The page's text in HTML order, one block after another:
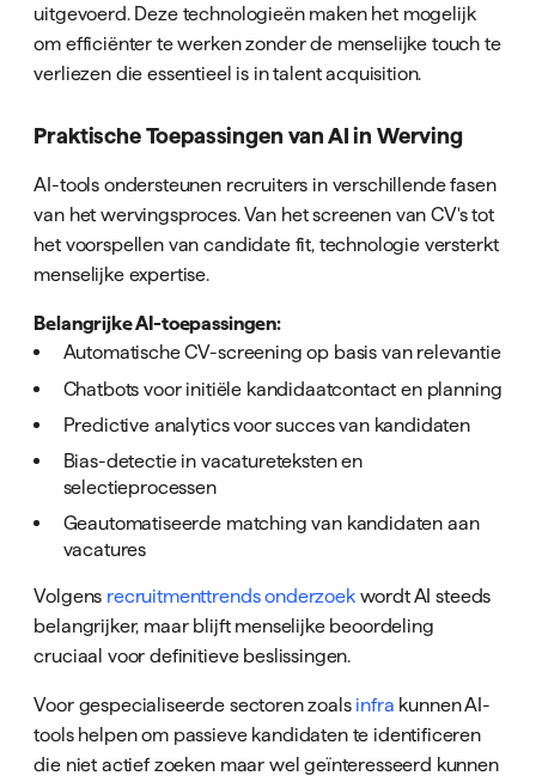
uitgevoerd. Deze technologieën maken het mogelijk
om efficiënter te werken zonder de menselijke touch te
verliezen die essentieel is in talent acquisition.
Praktische Toepassingen van AI in Werving
AI-tools ondersteunen recruiters in verschillende fasen
van het wervingsproces. Van het screenen van CV's tot
het voorspellen van candidate fit, technologie versterkt
menselijke expertise.
Belangrijke AI-toepassingen:
Automatische CV-screening op basis van relevantie
Chatbots voor initiële kandidaatcontact en planning
Predictive analytics voor succes van kandidaten
Bias-detectie in vacatureteksten en
selectieprocessen
Geautomatiseerde matching van kandidaten aan
vacatures
Volgens recruitmenttrends onderzoekwordt AI steeds
belangrijker, maar blijft menselijke beoordeling
cruciaal voor definitieve beslissingen.
Voor gespecialiseerde sectoren zoals infra kunnen AI-
tools helpen om passieve kandidaten te identificeren
die niet actief zoeken maar wel geïnteresseerd kunnen